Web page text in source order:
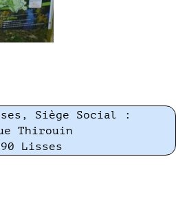
Siège Social :
Thirouin
Lisses